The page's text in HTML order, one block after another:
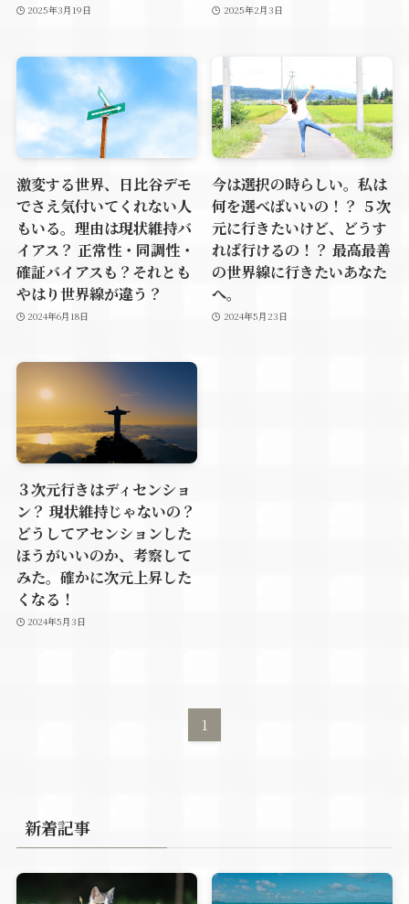
2025年3月19日 2025年2月3日
激変する世界、日比谷デモ
でさえ気付いてくれない人
もいる。理由は現状維持バ
イアス？ 正常性・同調性・
確証バイアスも？それとも
やはり世界線が違う？
2024年6月18日
今は選択の時らしい。私は
何を選べばいいの！？ ５次
元に行きたいけど、どうす
れば行けるの！？ 最高最善
の世界線に行きたいあなた
へ。
2024年5月23日
３次元行きはディセンショ
ン？ 現状維持じゃないの？
どうしてアセンションした
ほうがいいのか、考察して
みた。確かに次元上昇した
くなる！
2024年5月3日
1
新着記事